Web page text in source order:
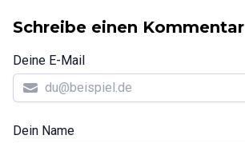
Schreibe einen Kommentar
Deine E-Mail
Dein Name